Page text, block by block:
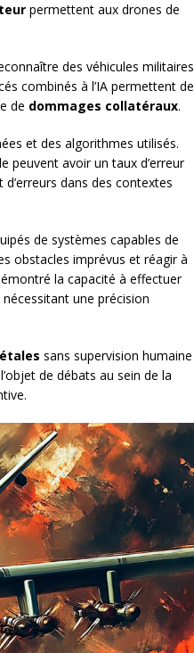
permettent aux drones de
des véhicules militaires
combinés à l’IA permettent de
de dommages collatéraux.
et des algorithmes utilisés.
peuvent avoir un taux d’erreur
dans des contextes
de systèmes capables de
obstacles imprévus et réagir à
la capacité à effectuer
une précision
sans supervision humaine
de débats au sein de la